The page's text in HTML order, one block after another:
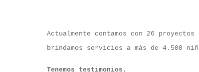
Actualmente contamos con 26
brindamos servicios a más de 4.500
Tenemos testimonios.